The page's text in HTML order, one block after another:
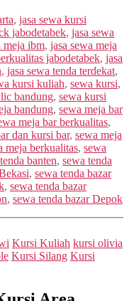
, jasa sewa kursi
jabodetabek, jasa sewa
meja ibm, jasa sewa meja
jabodetabek, jasa
, jasa sewa tenda terdekat,
kursi kuliah, sewa kursi,
bandung, sewa kursi
bandung, sewa meja bar
meja bar berkualitas,
dan kursi bar, sewa meja
meja berkualitas, sewa
banten, sewa tenda
, sewa tenda bazar
, sewa tenda bazar
, sewa tenda bazar Depok
Kursi Kuliah kursi olivia
Kursi Silang Kursi